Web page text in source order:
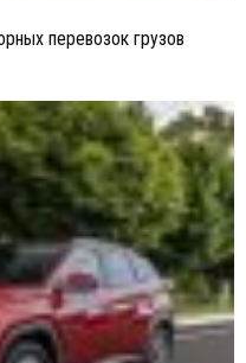
перевозок грузов